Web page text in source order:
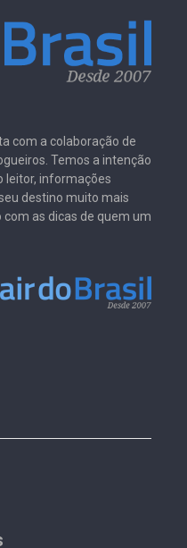
com a colaboração de
Temos a intenção
leitor, informações
destino muito mais
as dicas de quem um